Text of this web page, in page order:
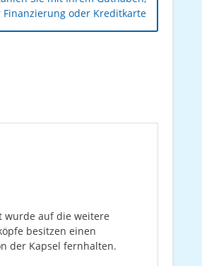
Finanzierung oder Kreditkarte
wurde auf die weitere
besitzen einen
der Kapsel fernhalten.